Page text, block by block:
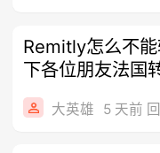
Remitly怎么不
下各位朋友法国
大英雄 5 天前